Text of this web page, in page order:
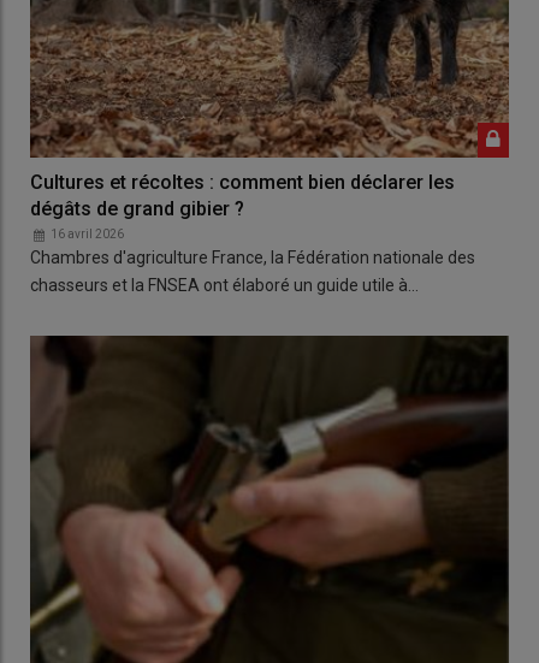
Cultures et récoltes : comment bien déclarer les
dégâts de grand gibier ?
16 avril 2026
Chambres d'agriculture France, la Fédération nationale des
chasseurs et la FNSEA ont élaboré un guide utile à…